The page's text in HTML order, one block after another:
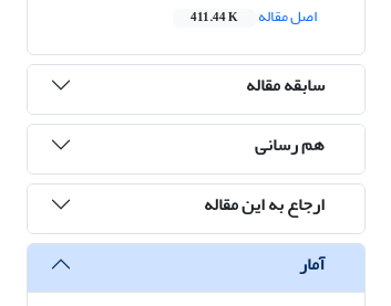
اصل مقاله
411.44 K
سابقه مقاله
هم رسانی
ارجاع به این مقاله
آمار